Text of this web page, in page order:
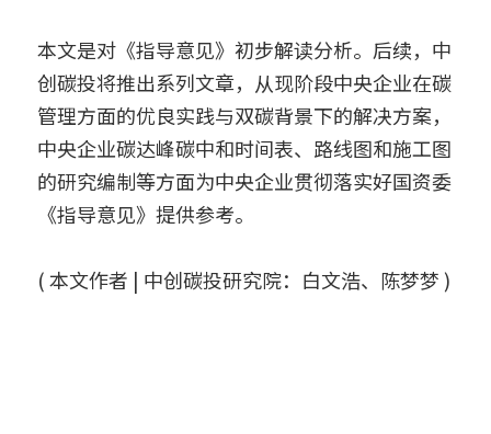
本文是对《指导意见》初步解读分析。后续，中
创碳投将推出系列文章，从现阶段中央企业在碳
管理方面的优良实践与双碳背景下的解决方案，
中央企业碳达峰碳中和时间表、路线图和施工图
的研究编制等方面为中央企业贯彻落实好国资委
《指导意见》提供参考。
( 本文作者 | 中创碳投研究院：白文浩、陈梦梦 )